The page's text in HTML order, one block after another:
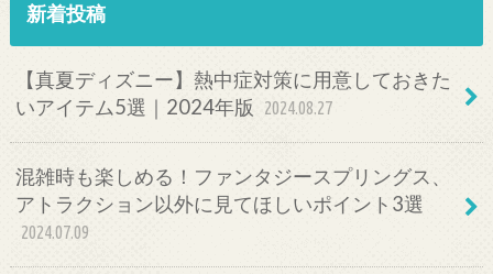
新着投稿
【真夏ディズニー】熱中症対策に用意しておきた
いアイテム5選｜2024年版
2024.08.27
混雑時も楽しめる！ファンタジースプリングス、
アトラクション以外に見てほしいポイント3選
2024.07.09